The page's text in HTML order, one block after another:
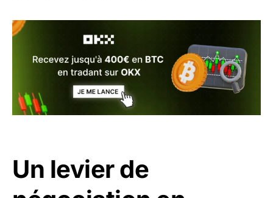
Un levier de